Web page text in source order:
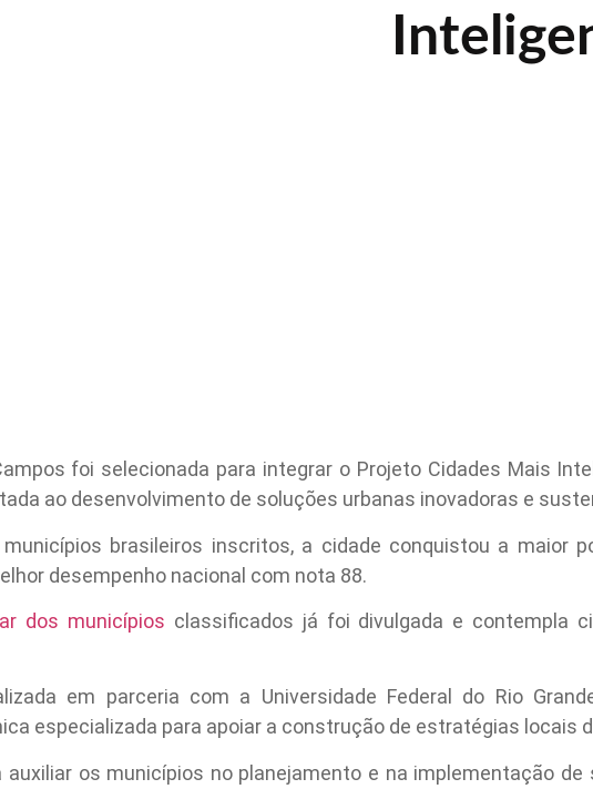
foi selecionada para integrar o Projeto Cidades Mais
ao desenvolvimento de soluções urbanas inovadoras e
brasileiros inscritos, a cidade conquistou a maior
desempenho nacional com nota 88.
dos municípios classificados já foi divulgada e contempla
em parceria com a Universidade Federal do Rio
especializada para apoiar a construção de estratégias locais
auxiliar os municípios no planejamento e na implementação